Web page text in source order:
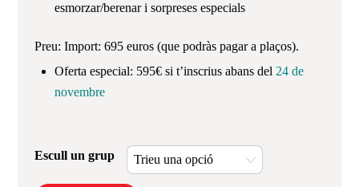
esmorzar/berenar i sorpreses especials
Preu: Import: 695 euros (que podràs pagar a plaços).
Oferta especial: 595€ si t’inscrius abans del24 de
novembre
Escull un grup